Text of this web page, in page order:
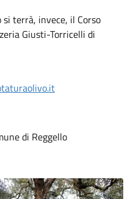
terrà, invece, il Corso
Giusti-Torricelli di
di Reggello